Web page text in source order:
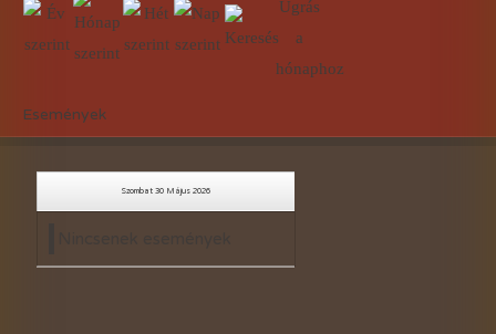
Események
Szombat 30 Május 2026